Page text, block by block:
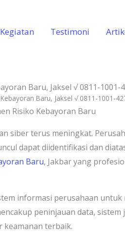
Testimoni
Baru, Jaksel √ 0811-1001-
Baru, Jaksel √ 0811-1001-
siber terus meningkat.
dapat diidentifikasi dan
Baru, Jakbar yang
informasi perusahaan untuk
peninjauan data,
keamanan terbaik.